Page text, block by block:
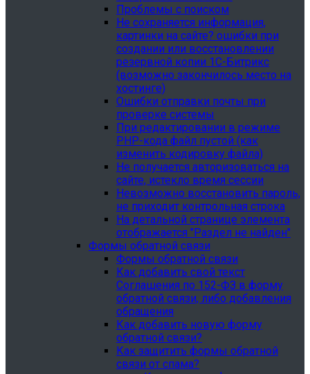
Проблемы с поиском
Не сохраняется информация,
картинки на сайте? ошибки при
создании или восстановлении
резервной копии 1С-Битрикс
(возможно закончилось место на
хостинге)
Ошибки отправки почты при
проверке системы
При редактировании в режиме
PHP-кода файл пустой (как
изменить кодировку файла)
Не получается авторизоваться на
сайте, истекло время сессии
Невозможно восстановить пароль,
не приходит контрольная строка
На детальной странице элемента
отображается "Раздел не найден"
Формы обратной связи
Формы обратной связи
Как добавить свой текст
Соглашения по 152-ФЗ в форму
обратной связи, либо добавления
обращения
Как добавить новую форму
обратной связи?
Как защитить формы обратной
связи от спама?